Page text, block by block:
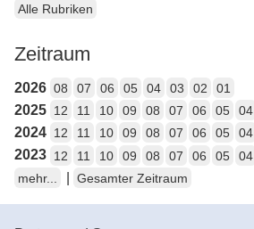
Alle Rubriken
Zeitraum
2026 08 07 06 05 04 03 02 01
2025 12 11 10 09 08 07 06 05 04
2024 12 11 10 09 08 07 06 05 04
2023 12 11 10 09 08 07 06 05 04
mehr...
Gesamter Zeitraum